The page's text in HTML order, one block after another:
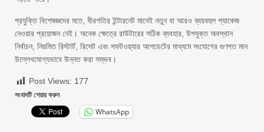
প্রযুক্তি বিশেষজ্ঞদের মতে, ধীরগতির ইন্টারনেট মানেই নতুন বা আরও ব্যয়বহুল প্যাকেজ
নেওয়ার প্রয়োজন নেই। অনেক ক্ষেত্রে রাউটারের সঠিক ব্যবহার, উপযুক্ত অবস্থান
নির্বাচন, নিয়মিত রিস্টার্ট, রিসেট এবং সফটওয়্যার আপডেটের মাধ্যমে সংযোগের গুণগত মান
উল্লেখযোগ্যভাবে উন্নত করা সম্ভব।
Post Views: 177
সংবাদটি শেয়ার করুন
WhatsApp